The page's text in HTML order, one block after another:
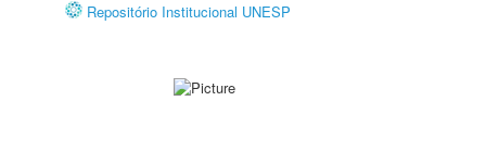
Repositório Institucional UNESP